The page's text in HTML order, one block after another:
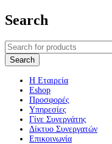
Search
Η Εταιρεία
Eshop
Προσφορές
Υπηρεσίες
Γίνε Συνεργάτης
Δίκτυο Συνεργατών
Επικοινωνία